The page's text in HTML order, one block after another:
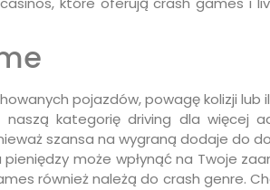
pojazdów, powagę kolizji
kategorię driving dla więcej
szansa na wygraną dodaje do
może wpłynąć na Twoje
również należą do crash genre.